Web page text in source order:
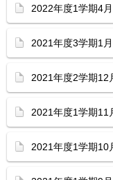
2022年度1学期4月
2021年度3学期1月
2021年度2学期12
2021年度1学期11
2021年度1学期10